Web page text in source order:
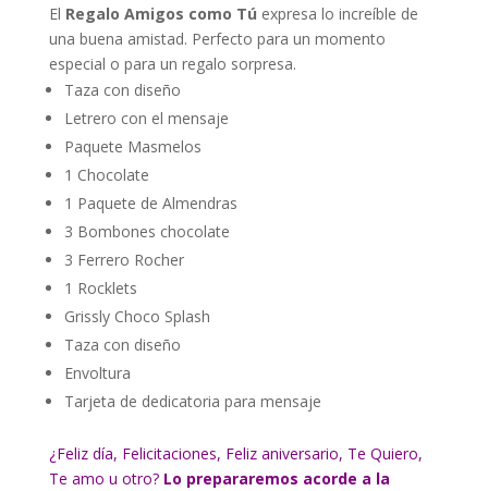
El Regalo Amigos como Tú expresa lo increíble de
una buena amistad. Perfecto para un momento
especial o para un regalo sorpresa.
Taza con diseño
Letrero con el mensaje
Paquete Masmelos
1 Chocolate
1 Paquete de Almendras
3 Bombones chocolate
3 Ferrero Rocher
1 Rocklets
Grissly Choco Splash
Taza con diseño
Envoltura
Tarjeta de dedicatoria para mensaje
¿Feliz día, Felicitaciones, Feliz aniversario, Te Quiero,
Te amo u otro? Lo prepararemos acorde a la